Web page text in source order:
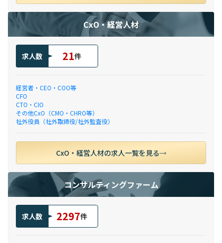
CxO・経営人材
求人数 21件
経営者・CEO・COO等
CFO
CTO・CIO
その他CxO（CMO・CHRO等）
社外役員（社外取締役/社外監査役）
CxO・経営人材の求人一覧を見る
コンサルティングファーム
求人数 2297件